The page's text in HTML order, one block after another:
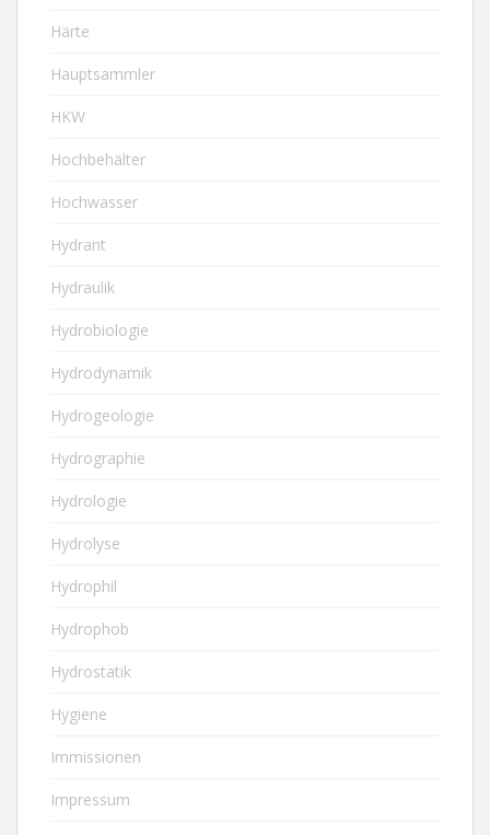
Härte
Hauptsammler
HKW
Hochbehälter
Hochwasser
Hydrant
Hydraulik
Hydrobiologie
Hydrodynamik
Hydrogeologie
Hydrographie
Hydrologie
Hydrolyse
Hydrophil
Hydrophob
Hydrostatik
Hygiene
Immissionen
Impressum